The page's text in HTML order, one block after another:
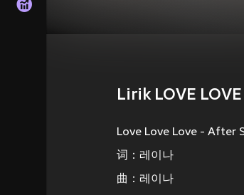
Lirik LOVE
Love Love Love - After
词：레이나
曲：레이나